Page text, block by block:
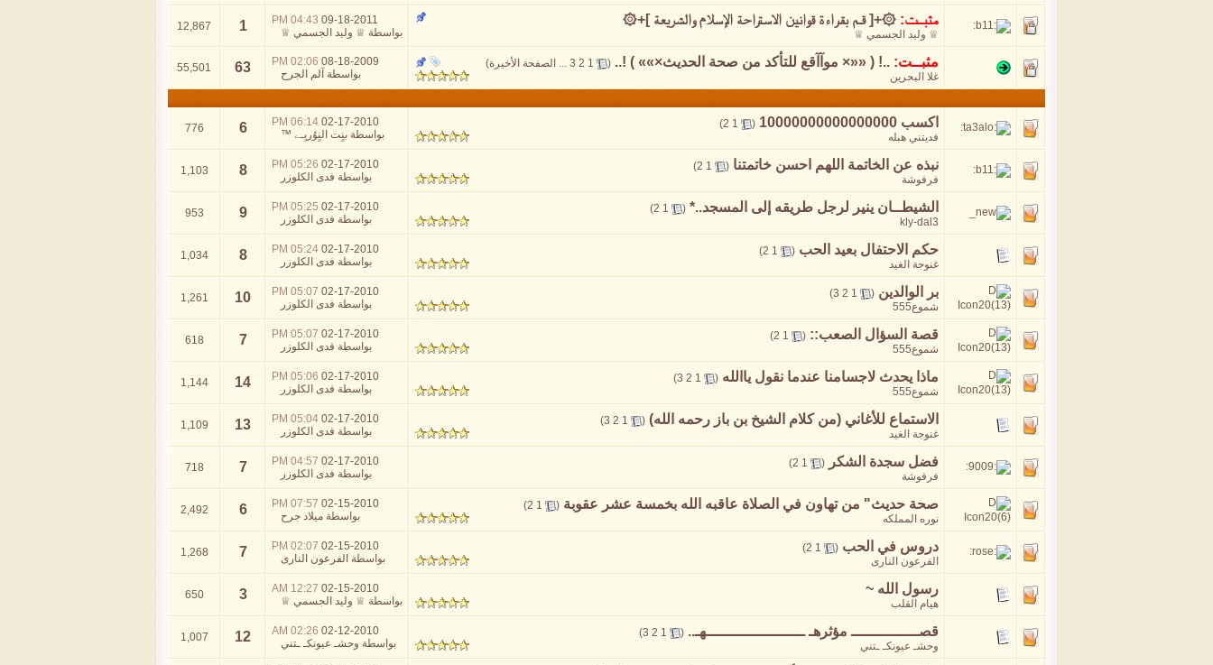
مثبــت: ۞+[ قـم بقـراءة قوانين الاستراحة الإسلام والشريعة ]+۞
♕ وليد الجسمي ♕
09-18-2011
04:43 PM
بواسطة ♕ وليد الجسمي ♕ 1
12,867
مثبــت: ..! ( ««× موآآقع للتأكد من صحة الحديث×»» ) !.. (
1
2
3
... الصفحة الأخيرة)
غلا البحرين
08-18-2009
02:06 PM
بواسطة آلم الجرح 63
55,501
اكسب 10000000000000000 (
1
2
)
فديتني هبله
02-17-2010
06:14 PM
بواسطة بنٍت النٍوُريِـﮯ ™ 6
776
نبذه عن الخاتمة اللهم احسن خاتمتنا (
1
2
)
فرفوشة
02-17-2010
05:26 PM
بواسطة فدى الكلوزر 8
1,103
الشيطــان ينير لرجل طريقه إلى المسجد..* (
1
2
)
kly-dal3
02-17-2010
05:25 PM
بواسطة فدى الكلوزر 9
953
حكم الاحتفال بعيد الحب (
1
2
)
غنوجة الغيد
02-17-2010
05:24 PM
بواسطة فدى الكلوزر 8
1,034
بر الوالدين (
1
2
3
)
شموع555
02-17-2010
05:07 PM
بواسطة فدى الكلوزر 10
1,261
قصة السؤال الصعب:: (
1
2
)
شموع555
02-17-2010
05:07 PM
بواسطة فدى الكلوزر 7
618
ماذا يحدث لاجسامنا عندما نقول ياالله (
1
2
3
)
شموع555
02-17-2010
05:06 PM
بواسطة فدى الكلوزر 14
1,144
الاستماع للأغاني (من كلام الشيخ بن باز رحمه الله) (
1
2
3
)
غنوجة الغيد
02-17-2010
05:04 PM
بواسطة فدى الكلوزر 13
1,109
فضل سجدة الشكر (
1
2
)
فرفوشة
02-17-2010
04:57 PM
بواسطة فدى الكلوزر 7
718
صحة حديث" من تهاون في الصلاة عاقبه الله بخمسة عشر عقوبة (
1
2
)
نوره المملكه
02-15-2010
07:57 PM
بواسطة ميلاد جرح 6
2,492
دروس في الحب (
1
2
)
الفرعون النارى
02-15-2010
02:07 PM
بواسطة الفرعون النارى 7
1,268
رسول الله ~
هيام القلب
02-15-2010
12:27 AM
بواسطة ♕ وليد الجسمي ♕ 3
650
قصـــــــــــــــ مؤثرهـ ــــــــــــــــــــــهـ.. (
1
2
3
)
وحشـ عيونكـ ـتني
02-12-2010
02:26 AM
بواسطة وحشـ عيونكـ ـتني 12
1,007